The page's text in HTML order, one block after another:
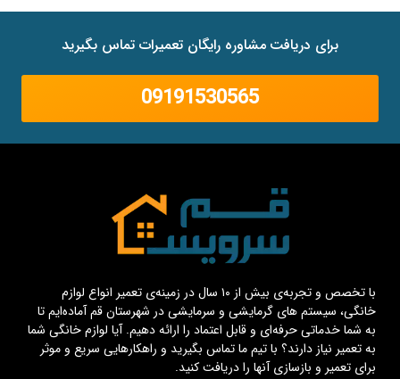
برای دریافت مشاوره رایگان تعمیرات تماس بگیرید
09191530565
با تخصص و تجربه‌ی بیش از ۱۰ سال در زمینه‌ی تعمیر انواع لوازم
خانگی، سیستم های گرمایشی و سرمایشی در شهرستان قم آماده‌ایم تا
به شما خدماتی حرفه‌ای و قابل اعتماد را ارائه دهیم. آیا لوازم خانگی شما
به تعمیر نیاز دارند؟ با تیم ما تماس بگیرید و راهکارهایی سریع و موثر
برای تعمیر و بازسازی آنها را دریافت کنید.